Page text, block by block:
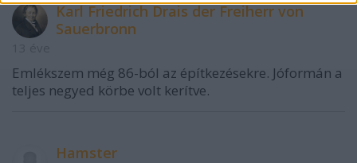
Karl Friedrich Drais der Freiherr von
Sauerbronn
Emlékszem még 86-ból az építkezésekre. Jóformán a
teljes negyed körbe volt kerítve.
Hamster